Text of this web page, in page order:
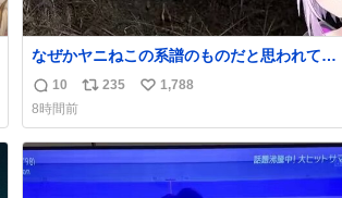
なぜかヤニねこの系譜のものだと思われてい
るおかゆん #生おかゆ
返
信
数
10
リ
ス
ト
数
235
い
ね
数
1,788
8時間前